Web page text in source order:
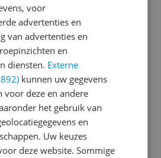
voor
advertenties en
van advertenties en
en
diensten. Externe
kunnen uw gegevens
voor deze en andere
het gebruik van
en
Uw keuzes
deze website. Sommige